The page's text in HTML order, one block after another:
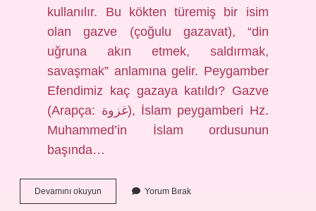
kullanılır. Bu kökten türemiş bir isim
olan gazve (çoğulu gazavat), “din
uğruna akın etmek, saldırmak,
savaşmak” anlamına gelir. Peygamber
Efendimiz kaç gazaya katıldı? Gazve
(Arapça: غزوة), İslam peygamberi Hz.
Muhammed’in İslam ordusunun
başında…
Devamını okuyun
Olayı
Yorum Bırak